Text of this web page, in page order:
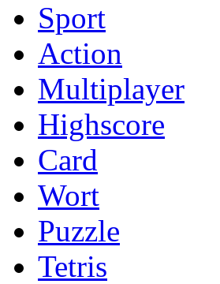
Sport
Action
Multiplayer
Highscore
Card
Wort
Puzzle
Tetris